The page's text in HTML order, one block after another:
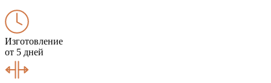
Изготовление
от 5 дней